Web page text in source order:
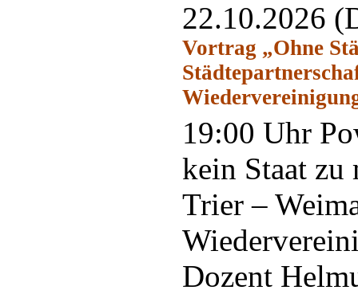
22.10.2026
Vortrag „Ohne
19:00 Uhr
kein Staat zu
Trier –
Dozent